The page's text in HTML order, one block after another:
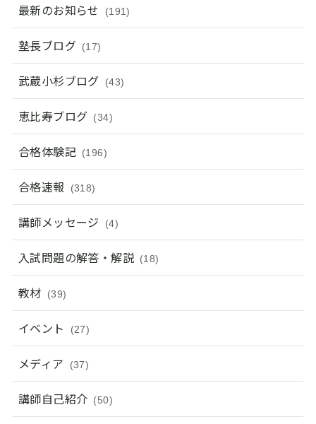
最新のお知らせ (191)
塾長ブログ (17)
武蔵小杉ブログ (43)
恵比寿ブログ (34)
合格体験記 (196)
合格速報 (318)
講師メッセージ (4)
入試問題の解答・解説 (18)
教材 (39)
イベント (27)
メディア (37)
講師自己紹介 (50)